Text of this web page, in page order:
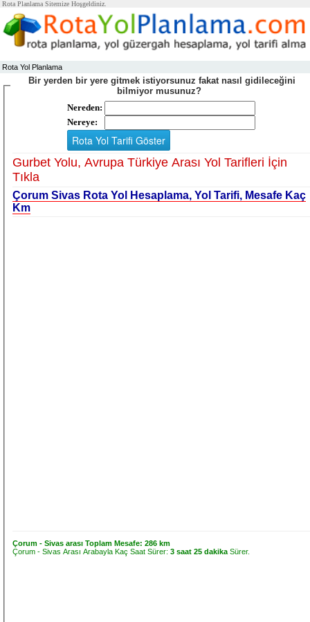
Rota Planlama Sitemize Hoşgeldiniz.
Rota Yol Planlama
Bir yerden bir yere gitmek istiyorsunuz fakat nasıl gidileceğini
bilmiyor musunuz?
Nereden:
Nereye:
Gurbet Yolu, Avrupa Türkiye Arası Yol Tarifleri İçin
Tıkla
Çorum Sivas Rota Yol Hesaplama, Yol Tarifi, Mesafe Kaç
Km
Çorum - Sivas arası Toplam Mesafe:286 km
Çorum - Sivas Arası Arabayla Kaç Saat Sürer:3 saat 25 dakika Sürer.